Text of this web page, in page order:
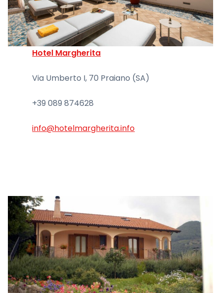
Hotel Margherita
Via Umberto I, 70 Praiano (SA)
+39 089 874628
info@hotelmargherita.info